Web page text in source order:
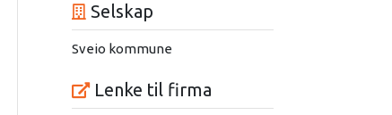
Selskap
Sveio kommune
Lenke til firma